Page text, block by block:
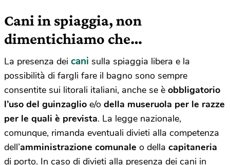
Cani in spiaggia, non
dimentichiamo che…
La presenza dei cani sulla spiaggia libera e la
possibilità di fargli fare il bagno sono sempre
consentite sui litorali italiani, anche se è obbligatorio
l’uso del guinzaglio e/o della museruola per le razze
per le quali è prevista. La legge nazionale,
comunque, rimanda eventuali divieti alla competenza
dell’amministrazione comunale o della capitaneria
di porto. In caso di divieti alla presenza dei cani in